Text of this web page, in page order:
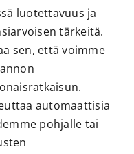
luotettavuus ja
tärkeitä.
sen, että voimme
automaattisia
pohjalle tai